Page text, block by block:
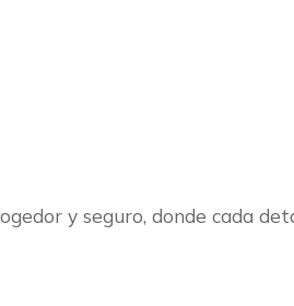
y seguro, donde cada